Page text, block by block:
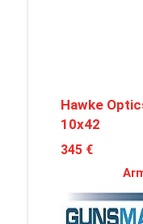
Hawke
10x42
345 €